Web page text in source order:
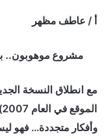
أ / عاطف مظهر
مشروع موهوبون..
مع انطلاق النسخة
وأفكار متجددة… فهو